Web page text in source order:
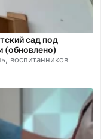
сад под
(обновлено)
воспитанников